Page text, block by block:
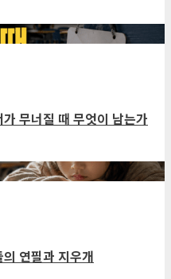
무너질 때 무엇이 남는가
연필과 지우개